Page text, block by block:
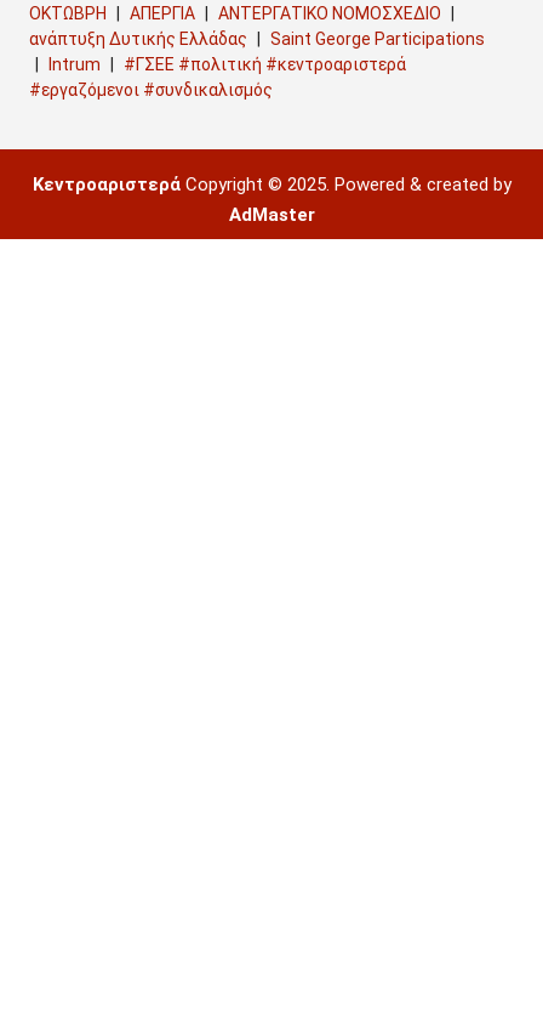
ΟΚΤΩΒΡΗ
ΑΠΕΡΓΙΑ
ΑΝΤΕΡΓΑΤΙΚΟ ΝΟΜΟΣΧΕΔΙΟ
ανάπτυξη Δυτικής Ελλάδας
Saint George Participations
Intrum
#ΓΣΕΕ #πολιτική #κεντροαριστερά
#εργαζόμενοι #συνδικαλισμός
ΚεντροαριστεράCopyright © 2025. Powered & created by
AdMaster